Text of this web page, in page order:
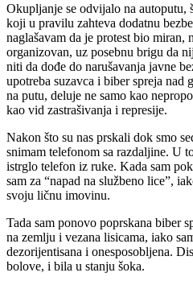
Okupljanje se odvijalo na autoputu,
koji u pravilu zahteva dodatnu
naglašavam da je protest bio miran,
organizovan, uz posebnu brigu da
niti da dođe do narušavanja javne
upotreba suzavca i biber spreja nad
na putu, deluje ne samo kao
kao vid zastrašivanja i represije.
Nakon što su nas prskali dok smo
snimam telefonom sa razdaljine. U
istrglo telefon iz ruke. Kada sam
sam za “napad na službeno lice”,
svoju ličnu imovinu.
Tada sam ponovo poprskana biber
na zemlju i vezana lisicama, iako
dezorijentisana i onesposobljena.
bolove, i bila u stanju šoka.